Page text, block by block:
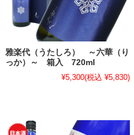
雅楽代（うたしろ） ～六華（り
っか）～ 箱入 720ml
¥5,300(税込 ¥5,830)